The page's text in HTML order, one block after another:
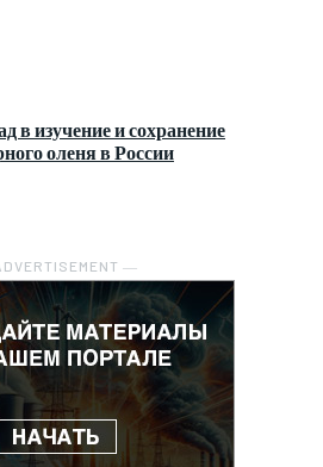
в изучение и сохранение
оленя в России
―